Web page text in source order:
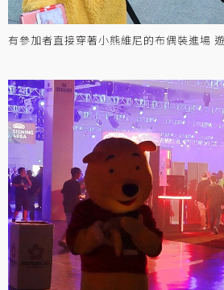
有參加者直接穿著小熊維尼的布偶裝進場